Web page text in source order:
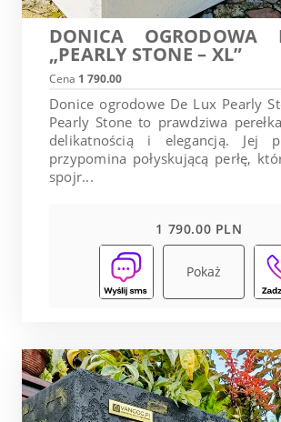
DONICA OGRODOWA
„PEARLY STONE – XL”
Cena 1 790.00
Donice ogrodowe De Lux Pearly
Pearly Stone to prawdziwa
delikatnością i elegancją. Jej
przypomina połyskującą perłę,
spojr...
1 790.00 PLN
Pokaż